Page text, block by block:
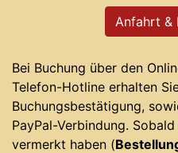
Anfahrt &
Bei Buchung über den
Telefon-Hotline erhalten
Buchungsbestätigung,
PayPal-Verbindung.
vermerkt haben (